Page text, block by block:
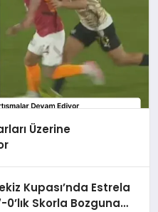
Üzerine
Kupası’nda Estrela
0’lık Skorla Bozguna